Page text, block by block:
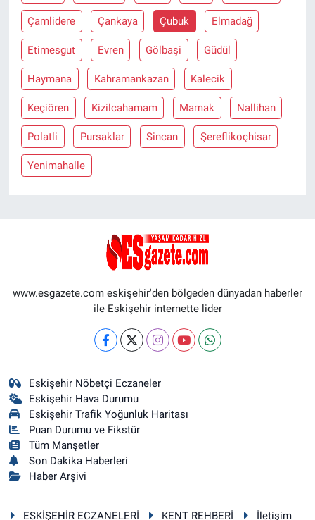
Çamlidere Çankaya Çubuk Elmadağ
Etimesgut Evren Gölbaşi Güdül
Haymana Kahramankazan Kalecik
Keçiören Kizilcahamam Mamak Nallihan
Polatli Pursaklar Sincan Şereflikoçhisar
Yenimahalle
www.esgazete.com eskişehir'den bölgeden dünyadan haberler
ile Eskişehir internette lider
Eskişehir Nöbetçi Eczaneler
Eskişehir Hava Durumu
Eskişehir Trafik Yoğunluk Haritası
Puan Durumu ve Fikstür
Tüm Manşetler
Son Dakika Haberleri
Haber Arşivi
ESKİŞEHİR ECZANELERİ KENT REHBERİ İletişim